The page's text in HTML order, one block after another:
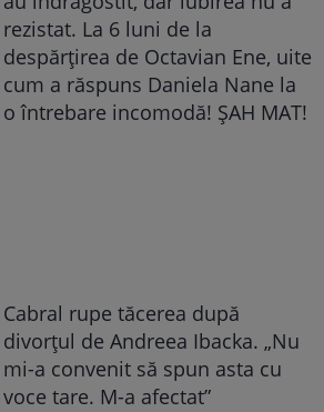
rezistat. La 6 luni de la
despărțirea de Octavian Ene, uite
cum a răspuns Daniela Nane la
o întrebare incomodă! ȘAH MAT!
Cabral rupe tăcerea după
divorțul de Andreea Ibacka. „Nu
mi-a convenit să spun asta cu
voce tare. M-a afectat”